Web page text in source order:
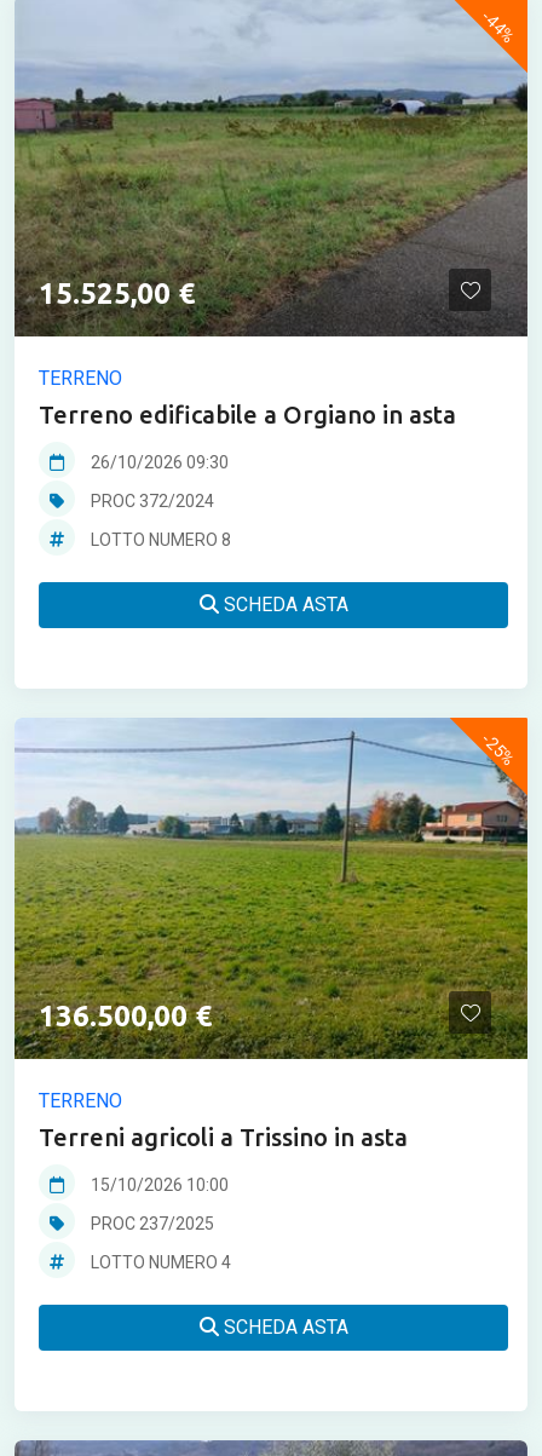
-44%
15.525,00 €
TERRENO
Terreno edificabile a Orgiano in asta
26/10/2026 09:30
PROC 372/2024
LOTTO NUMERO 8
SCHEDA ASTA
-25%
136.500,00 €
TERRENO
Terreni agricoli a Trissino in asta
15/10/2026 10:00
PROC 237/2025
LOTTO NUMERO 4
SCHEDA ASTA